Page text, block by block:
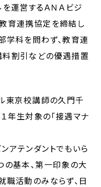
運営するＡＮＡビジ
育連携協定を締結し
学科を問わず、教育連
料割引などの優遇措置
東京校講師の久門千
年生対象の「接遇マナ
アテンダントでもいら
の基本、第一印象の大
職活動のみならず、日